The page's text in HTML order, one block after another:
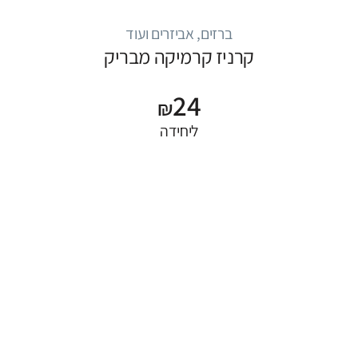
ברזים, אביזרים ועוד
קרניז קרמיקה מבריק
₪24
ליחידה